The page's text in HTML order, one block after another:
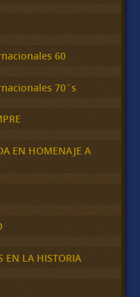
60
70´s
EN HOMENAJE A
EN LA HISTORIA